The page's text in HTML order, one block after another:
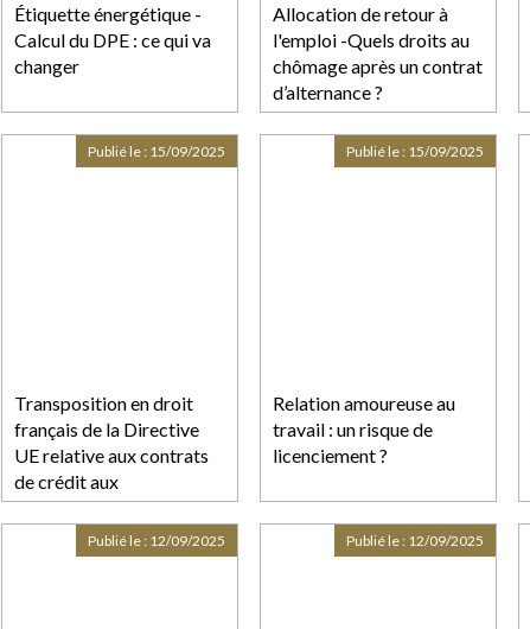
Étiquette énergétique -
Calcul du DPE : ce qui va
changer
Allocation de retour à
l'emploi -Quels droits au
chômage après un contrat
d’alternance ?
Transposition en droit
français de la Directive
UE relative aux contrats
de crédit aux
consommateurs
Publié le : 15/09/2025
Relation amoureuse au
travail : un risque de
licenciement ?
Publié le : 15/09/2025
Publié le : 12/09/2025 Publié le : 12/09/2025